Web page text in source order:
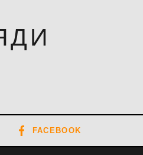
FACEBOOK